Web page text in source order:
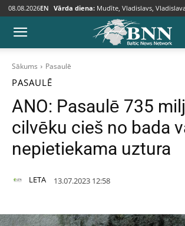
08.08.2026EN Vārda diena: Mudīte, Vladislavs,
Sākums Pasaulē
PASAULĒ
ANO: Pasaulē 735
cilvēku cieš no bada
nepietiekama uztura
LETA 13.07.2023 12:58